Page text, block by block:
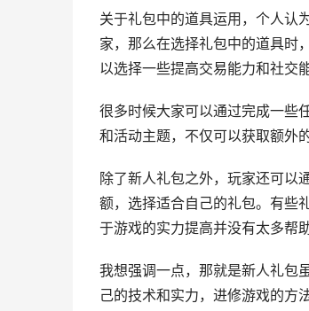
关于礼包中的道具运用，个人认
家，那么在选择礼包中的道具时
以选择一些提高交易能力和社交
很多时候大家可以通过完成一些
和活动主题，不仅可以获取额外
除了新人礼包之外，玩家还可以
额，选择适合自己的礼包。有些
于游戏的实力提高并没有太多帮
我想强调一点，那就是新人礼包
己的技术和实力，进修游戏的方